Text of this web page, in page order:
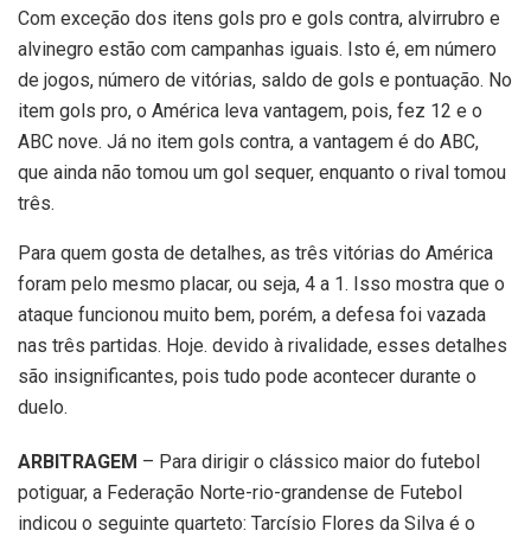
Com exceção dos itens gols pro e gols contra, alvirrubro e
alvinegro estão com campanhas iguais. Isto é, em número
de jogos, número de vitórias, saldo de gols e pontuação. No
item gols pro, o América leva vantagem, pois, fez 12 e o
ABC nove. Já no item gols contra, a vantagem é do ABC,
que ainda não tomou um gol sequer, enquanto o rival tomou
três.
Para quem gosta de detalhes, as três vitórias do América
foram pelo mesmo placar, ou seja, 4 a 1. Isso mostra que o
ataque funcionou muito bem, porém, a defesa foi vazada
nas três partidas. Hoje. devido à rivalidade, esses detalhes
são insignificantes, pois tudo pode acontecer durante o
duelo.
ARBITRAGEM – Para dirigir o clássico maior do futebol
potiguar, a Federação Norte-rio-grandense de Futebol
indicou o seguinte quarteto: Tarcísio Flores da Silva é o